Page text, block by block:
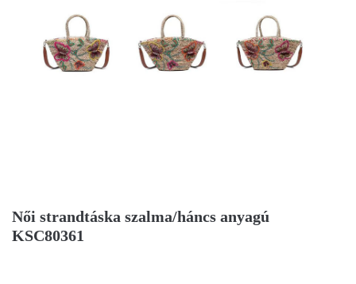
Női strandtáska szalma/háncs anyagú
KSC80361